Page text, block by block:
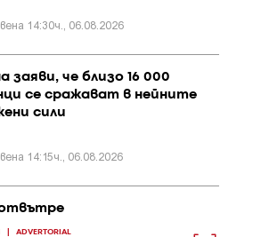
14:30ч., 06.08.2026
заяви, че близо 16 000
се сражават в нейните
сили
14:15ч., 06.08.2026
ADVERTORIAL